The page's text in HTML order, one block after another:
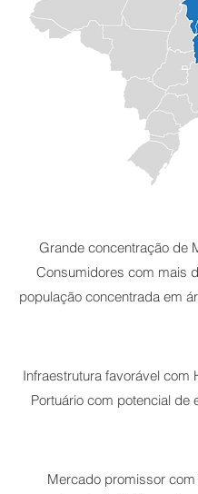
Grande concentração de
Consumidores com mais
população concentrada em
Infraestrutura favorável com
Portuário com potencial de
Mercado promissor